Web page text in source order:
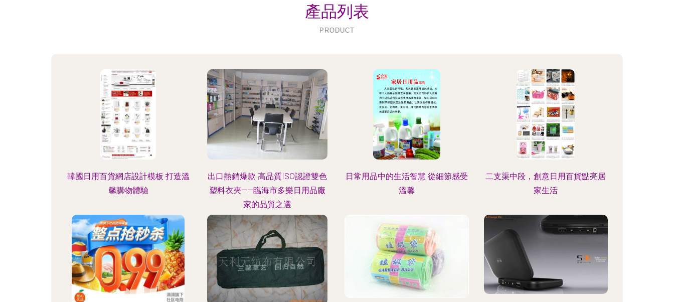
產品列表
PRODUCT
韓國日用百貨網店設計模板 打造溫
馨購物體驗
出口熱銷爆款 高品質ISO認證雙色
塑料衣夾——臨海市多樂日用品廠
家的品質之選
日常用品中的生活智慧 從細節感受
溫馨
二支渠中段，創意日用百貨點亮居
家生活